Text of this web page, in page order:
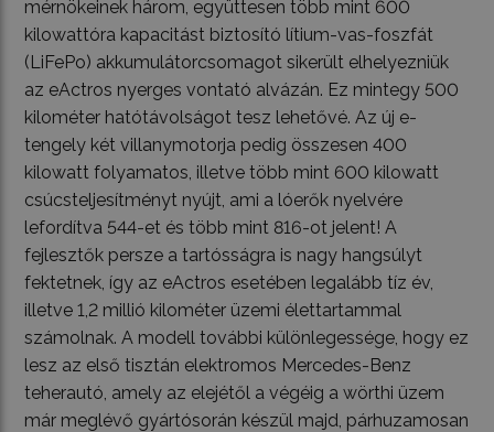
mérnökeinek három, együttesen több mint 600
kilowattóra kapacitást biztosító lítium-vas-foszfát
(LiFePo) akkumulátorcsomagot sikerült elhelyezniük
az eActros nyerges vontató alvázán. Ez mintegy 500
kilométer hatótávolságot tesz lehetővé. Az új e-
tengely két villanymotorja pedig összesen 400
kilowatt folyamatos, illetve több mint 600 kilowatt
csúcsteljesítményt nyújt, ami a lóerők nyelvére
lefordítva 544-et és több mint 816-ot jelent! A
fejlesztők persze a tartósságra is nagy hangsúlyt
fektetnek, így az eActros esetében legalább tíz év,
illetve 1,2 millió kilométer üzemi élettartammal
számolnak. A modell további különlegessége, hogy ez
lesz az első tisztán elektromos Mercedes-Benz
teherautó, amely az elejétől a végéig a wörthi üzem
már meglévő gyártósorán készül majd, párhuzamosan